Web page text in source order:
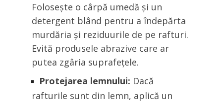
Folosește o cârpă umedă și un
detergent blând pentru a îndepărta
murdăria și reziduurile de pe rafturi.
Evită produsele abrazive care ar
putea zgâria suprafețele.
Protejarea lemnului: Dacă
rafturile sunt din lemn, aplică un